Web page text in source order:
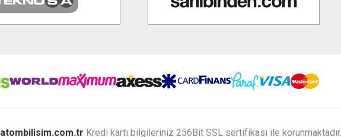
atombilisim.com.tr Kredi kartı bilgileriniz 256Bit SSL sertifikası ile korunmaktadır.